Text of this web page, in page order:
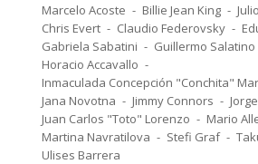
Marcelo Acoste Billie Jean King
Chris Evert
Claudio Federovsky
Gabriela Sabatini
Guillermo Salatino
Horacio Accavallo
Inmaculada Concepción "Conchita"
Jana Novotna
Jimmy Connors
Juan Carlos "Toto" Lorenzo
Mario
Martina Navratilova
Stefi Graf
Ulises Barrera